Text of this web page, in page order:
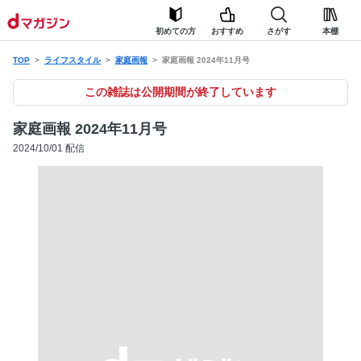
初めての方 おすすめ さがす 本棚
TOP ライフスタイル 家庭画報 家庭画報 2024年11月号
この雑誌は公開期間が終了しています
家庭画報 2024年11月号
2024/10/01 配信